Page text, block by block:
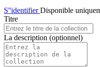
S''identifierDisponible
Titre
La description (optionnel)